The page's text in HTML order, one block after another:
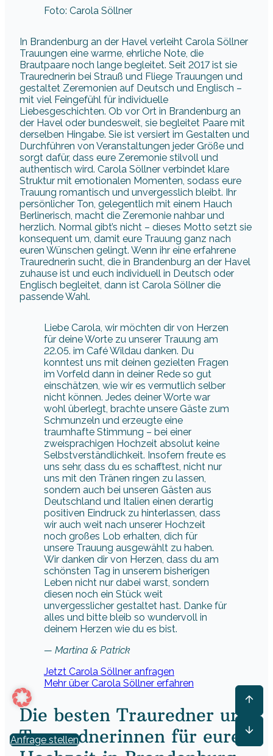
Foto: Carola Söllner
In Brandenburg an der Havel verleiht Carola Söllner
Trauungen eine warme, ehrliche Note, die
Brautpaare noch lange begleitet. Seit 2017 ist sie
Traurednerin bei Strauß und Fliege Trauungen und
gestaltet Zeremonien auf Deutsch und Englisch –
mit viel Feingefühl für individuelle
Liebesgeschichten. Ob vor Ort in Brandenburg an
der Havel oder bundesweit, sie begleitet Paare mit
derselben Hingabe. Sie ist versiert im Gestalten und
Durchführen von Veranstaltungen jeder Größe und
sorgt dafür, dass eure Zeremonie stilvoll und
authentisch wird. Carola Söllner verbindet klare
Struktur mit emotionalen Momenten, sodass eure
Trauung romantisch und unvergesslich bleibt. Ihr
persönlicher Ton, gelegentlich mit einem Hauch
Berlinerisch, macht die Zeremonie nahbar und
herzlich. Normal gibt’s nicht – dieses Motto setzt sie
konsequent um, damit eure Trauung ganz nach
euren Wünschen gelingt. Wenn ihr eine erfahrene
Traurednerin sucht, die in Brandenburg an der Havel
zuhause ist und euch individuell in Deutsch oder
Englisch begleitet, dann ist Carola Söllner die
passende Wahl.
Liebe Carola, wir möchten dir von Herzen
für deine Worte zu unserer Trauung am
22.05. im Café Wildau danken. Du
konntest uns mit deinen gezielten Fragen
im Vorfeld dann in deiner Rede so gut
einschätzen, wie wir es vermutlich selber
nicht können. Jedes deiner Worte war
wohl überlegt, brachte unsere Gäste zum
Schmunzeln und erzeugte eine
traumhafte Stimmung – bei einer
zweisprachigen Hochzeit absolut keine
Selbstverständlichkeit. Insofern freute es
uns sehr, dass du es schafftest, nicht nur
uns mit den Tränen ringen zu lassen,
sondern auch bei unseren Gästen aus
Deutschland und Italien einen derartig
positiven Eindruck zu hinterlassen, dass
wir auch weit nach unserer Hochzeit
noch großes Lob erhalten, dich für
unsere Trauung ausgewählt zu haben.
Wir danken dir von Herzen, dass du am
schönsten Tag in unserem bisherigen
Leben nicht nur dabei warst, sondern
diesen noch ein Stück weit
unvergesslicher gestaltet hast. Danke für
alles und bitte bleib so wundervoll in
deinem Herzen wie du es bist.
— Martina & Patrick
Jetzt Carola Söllner anfragen
Mehr über Carola Söllner erfahren
Die besten Trauredner und
Traurednerinnen für eure
Anfrage stellen